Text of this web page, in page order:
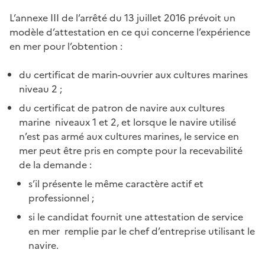
L’annexe III de l’arrêté du 13 juillet 2016 prévoit un
modèle d’attestation en ce qui concerne l’expérience
en mer pour l’obtention :
du certificat de marin-ouvrier aux cultures marines
niveau 2 ;
du certificat de patron de navire aux cultures
marine niveaux 1 et 2, et lorsque le navire utilisé
n’est pas armé aux cultures marines, le service en
mer peut être pris en compte pour la recevabilité
de la demande :
s’il présente le même caractère actif et
professionnel ;
si le candidat fournit une attestation de service
en mer remplie par le chef d’entreprise utilisant le
navire.